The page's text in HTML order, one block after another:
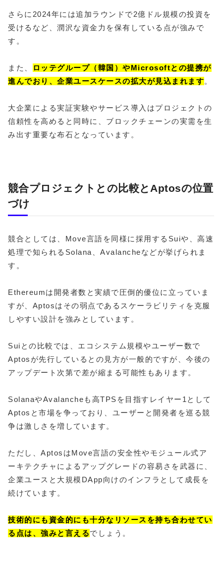
さらに2024年には追加ラウンドで2億ドル規模の投資を
受けるなど、潤沢な資金力を保有している点が強みで
す。
また、
ロッテグループ（韓国）やMicrosoftとの提携が
進んでおり、企業ユースケースの拡大が見込まれます。
大企業による実証実験やサービス導入はプロジェクトの
信頼性を高めると同時に、ブロックチェーンの実需を生
み出す重要な布石となっています。
競合プロジェクトとの比較とAptosの位置
づけ
競合としては、Move言語を同様に採用するSuiや、高速
処理で知られるSolana、Avalancheなどが挙げられま
す。
Ethereumは開発者数と実績で圧倒的優位に立っていま
すが、Aptosはその弱点であるスケーラビリティを克服
しやすい設計を強みとしています。
Suiとの比較では、エコシステム規模やユーザー数で
Aptosが先行しているとの見方が一般的ですが、今後の
アップデート次第で差が縮まる可能性もあります。
SolanaやAvalancheも高TPSを目指すレイヤー1として
Aptosと市場を争っており、ユーザーと開発者を巡る競
争は激しさを増しています。
ただし、AptosはMove言語の安全性やモジュール式ア
ーキテクチャによるアップグレードの容易さを武器に、
企業ユースと大規模DApp向けのインフラとして成長を
続けています。
技術的にも資金的にも十分なリソースを持ち合わせてい
る点は、強みと言えるでしょう。